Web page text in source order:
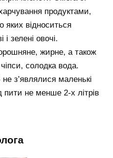
продуктами,
яких відноситься
зелені овочі.
жирне, а також
солодка вода.
з’являлися маленькі
пити не менше 2-х літрів